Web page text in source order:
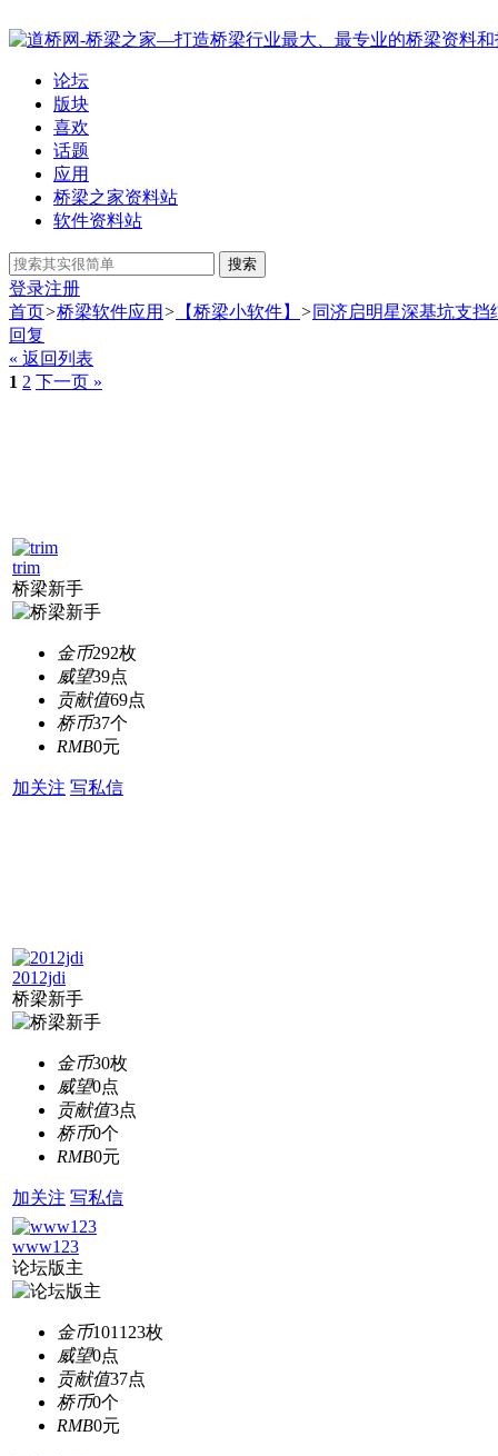
论坛
版块
喜欢
话题
应用
桥梁之家资料站
软件资料站
搜索
登录注册
首页>桥梁软件应用 > 【桥梁小软件】 >同济启明星深基坑支挡
回复
« 返回列表
1 2 下一页 »
trim
桥梁新手
金币292枚
威望39点
贡献值69点
桥币37个
RMB0元
加关注 写私信
2012jdi
桥梁新手
金币30枚
威望0点
贡献值3点
桥币0个
RMB0元
加关注 写私信
www123
论坛版主
金币101123枚
威望0点
贡献值37点
桥币0个
RMB0元